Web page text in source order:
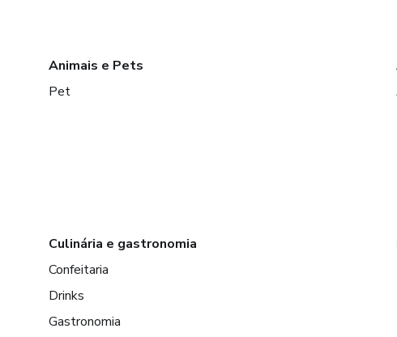
Animais e Pets
Pet
Culinária e gastronomia
Confeitaria
Drinks
Gastronomia